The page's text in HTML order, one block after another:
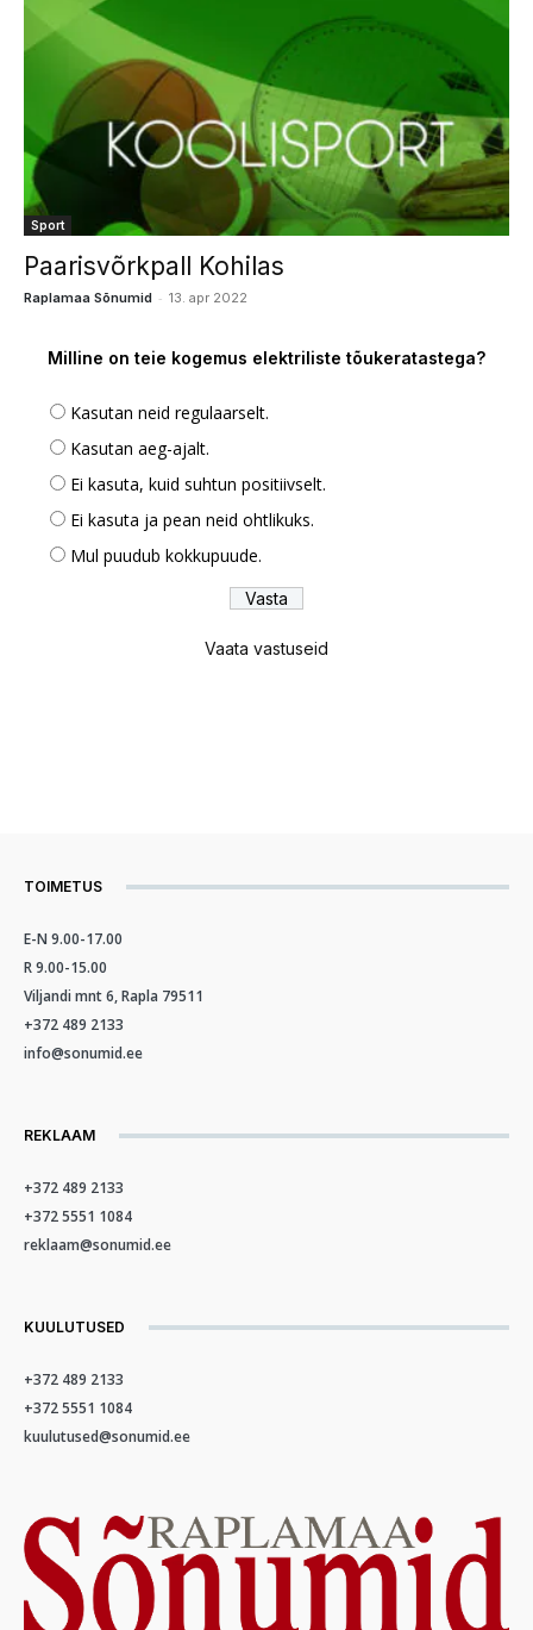
Sport
Paarisvõrkpall Kohilas
Raplamaa Sõnumid - 13. apr 2022
Milline on teie kogemus elektriliste tõukeratastega?
Kasutan neid regulaarselt.
Kasutan aeg-ajalt.
Ei kasuta, kuid suhtun positiivselt.
Ei kasuta ja pean neid ohtlikuks.
Mul puudub kokkupuude.
Vaata vastuseid
TOIMETUS
E-N 9.00-17.00
R 9.00-15.00
Viljandi mnt 6, Rapla 79511
+372 489 2133
info@sonumid.ee
REKLAAM
+372 489 2133
+372 5551 1084
reklaam@sonumid.ee
KUULUTUSED
+372 489 2133
+372 5551 1084
kuulutused@sonumid.ee